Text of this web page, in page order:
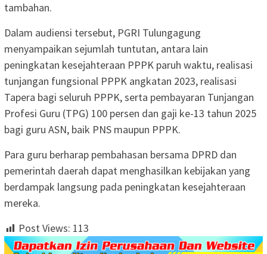
tambahan.
Dalam audiensi tersebut, PGRI Tulungagung
menyampaikan sejumlah tuntutan, antara lain
peningkatan kesejahteraan PPPK paruh waktu, realisasi
tunjangan fungsional PPPK angkatan 2023, realisasi
Tapera bagi seluruh PPPK, serta pembayaran Tunjangan
Profesi Guru (TPG) 100 persen dan gaji ke-13 tahun 2025
bagi guru ASN, baik PNS maupun PPPK.
Para guru berharap pembahasan bersama DPRD dan
pemerintah daerah dapat menghasilkan kebijakan yang
berdampak langsung pada peningkatan kesejahteraan
mereka.
Post Views: 113